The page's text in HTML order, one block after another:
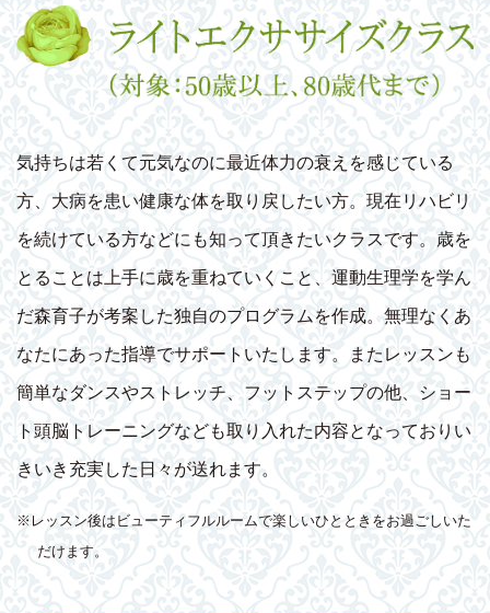
気持ちは若くて元気なのに最近体力の衰えを感じている
方、大病を患い健康な体を取り戻したい方。現在リハビリ
を続けている方などにも知って頂きたいクラスです。歳を
とることは上手に歳を重ねていくこと、運動生理学を学ん
だ森育子が考案した独自のプログラムを作成。無理なくあ
なたにあった指導でサポートいたします。またレッスンも
簡単なダンスやストレッチ、フットステップの他、ショー
ト頭脳トレーニングなども取り入れた内容となっておりい
きいき充実した日々が送れます。
※レッスン後はビューティフルルームで楽しいひとときをお過ごしいた
だけます。